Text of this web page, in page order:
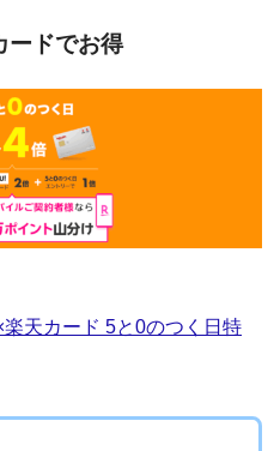
ードでお得
天カード 5と0のつく日特